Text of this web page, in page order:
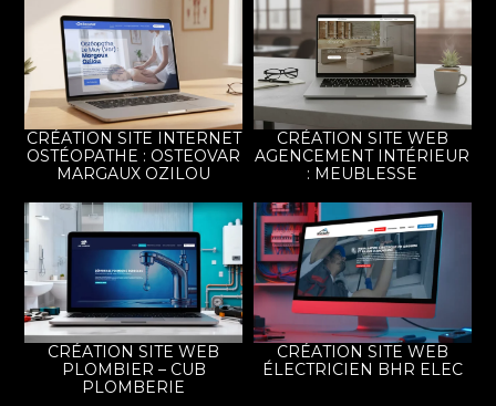
CRÉATION SITE INTERNET
OSTÉOPATHE : OSTEOVAR
MARGAUX OZILOU
CRÉATION SITE WEB
AGENCEMENT INTÉRIEUR
: MEUBLESSE
CRÉATION SITE WEB
PLOMBIER – CUB
PLOMBERIE
CRÉATION SITE WEB
ÉLECTRICIEN BHR ELEC